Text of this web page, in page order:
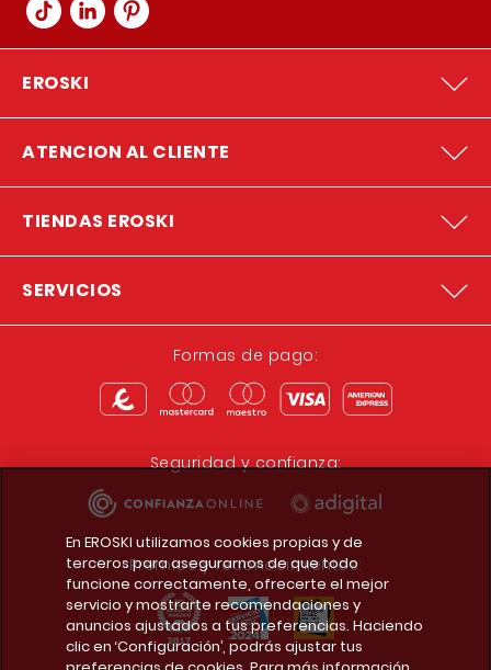
EROSKI
ATENCION AL CLIENTE
TIENDAS EROSKI
SERVICIOS
Formas de pago:
Seguridad y confianza:
Premios y reconocimientos:
En EROSKI utilizamos cookies propias y de
terceros para asegurarnos de que todo
funcione correctamente, ofrecerte el mejor
servicio y mostrarte recomendaciones y
anuncios ajustados a tus preferencias. Haciendo
clic en ‘Configuración’, podrás ajustar tus